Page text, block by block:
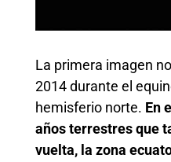
La primera imagen
2014 durante el
hemisferio norte. En
años terrestres que
vuelta, la zona